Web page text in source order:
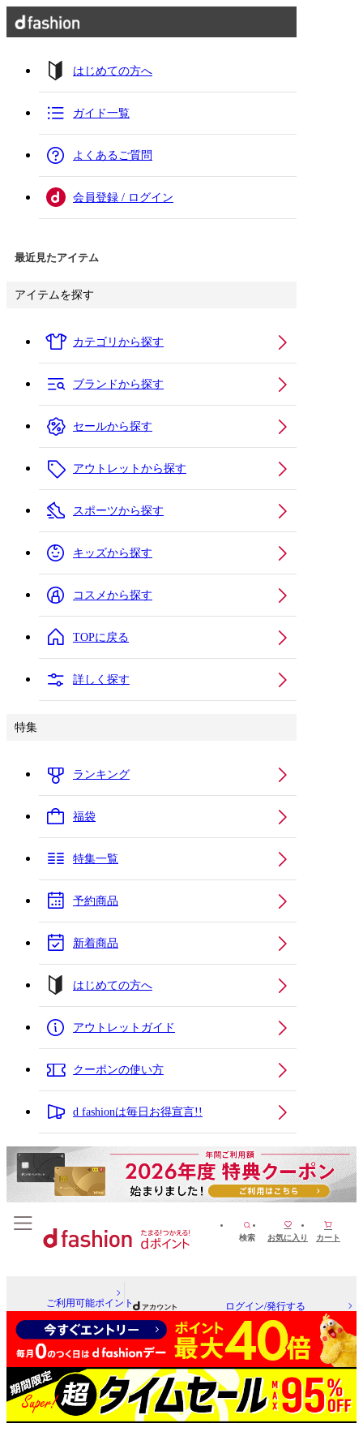
はじめての方へ
ガイド一覧
よくあるご質問
会員登録 / ログイン
最近見たアイテム
アイテムを探す
カテゴリから探す
ブランドから探す
セールから探す
アウトレットから探す
スポーツから探す
キッズから探す
コスメから探す
TOPに戻る
詳しく探す
特集
ランキング
福袋
特集一覧
予約商品
新着商品
はじめての方へ
アウトレットガイド
クーポンの使い方
d fashionは毎日お得宣言!!
検索 お気に入り カート
ご利用可能ポイント ログイン/発行する